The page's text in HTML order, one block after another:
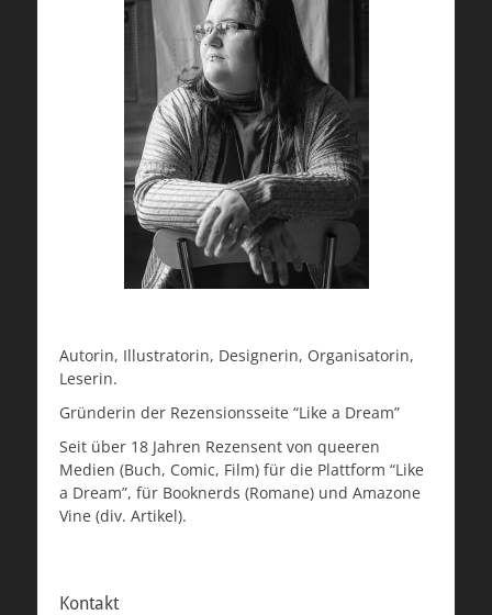
Autorin, Illustratorin, Designerin, Organisatorin,
Leserin.
Gründerin der Rezensionsseite “Like a Dream”
Seit über 18 Jahren Rezensent von queeren
Medien (Buch, Comic, Film) für die Plattform “Like
a Dream”, für Booknerds (Romane) und Amazone
Vine (div. Artikel).
Kontakt